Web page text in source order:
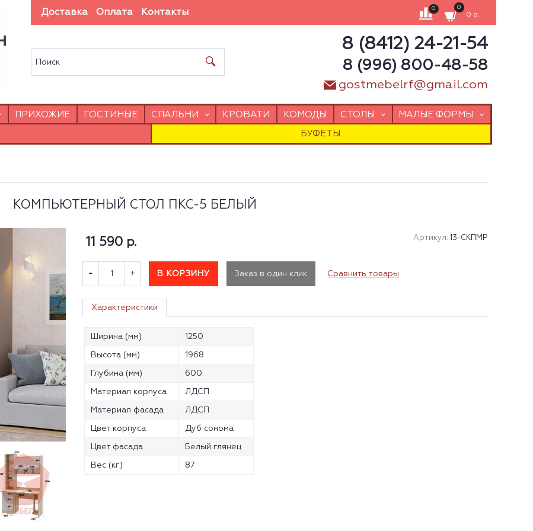
Доставка Оплата Контакты 0 0
0 р.
8 (8412) 24-21-54
8 (996) 800-48-58
gostmebelrf@gmail.com
ПРИХОЖИЕ ГОСТИНЫЕ СПАЛЬНИ КРОВАТИ КОМОДЫ СТОЛЫ МАЛЫЕ ФОРМЫ
БУФЕТЫ
КОМПЬЮТЕРНЫЙ СТОЛ ПКС-5 БЕЛЫЙ
Артикул: 13-СКПМР
11 590 р.
В КОРЗИНУ Заказ в один клик Сравнить товары
Характеристики
Ширина (мм) 1250
Высота (мм) 1968
Глубина (мм) 600
Материал корпуса ЛДСП
Материал фасада ЛДСП
Цвет корпуса Дуб сонома
Цвет фасада Белый глянец
Вес (кг) 87